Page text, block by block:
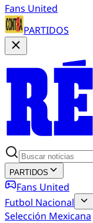
Fans United
PARTIDOS
PARTIDOS
Fans United
Futbol Nacional
Selección Mexicana